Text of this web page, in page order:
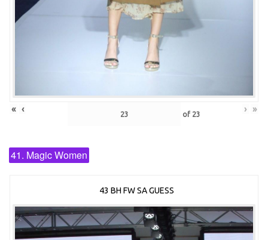
« ‹ of 23 › »
41. Magic Women
43 BH FW SA GUESS